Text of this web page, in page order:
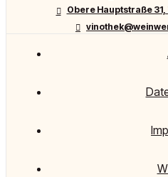
Obere Hauptstraße